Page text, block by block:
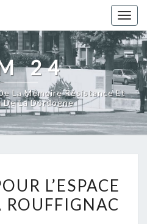
24
La Mémoire Résistance Et
La Dordogne
LOCAL
POUR
L’ESPACE